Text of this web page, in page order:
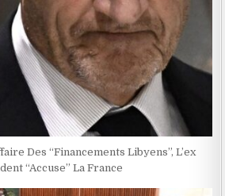
Des “Financements Libyens”, L’ex
“Accuse” La France